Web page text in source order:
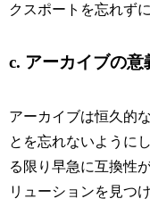
クスポートを忘れず
c. アーカイブの意
アーカイブは恒久的
とを忘れないように
る限り早急に互換性
リューションを見つ